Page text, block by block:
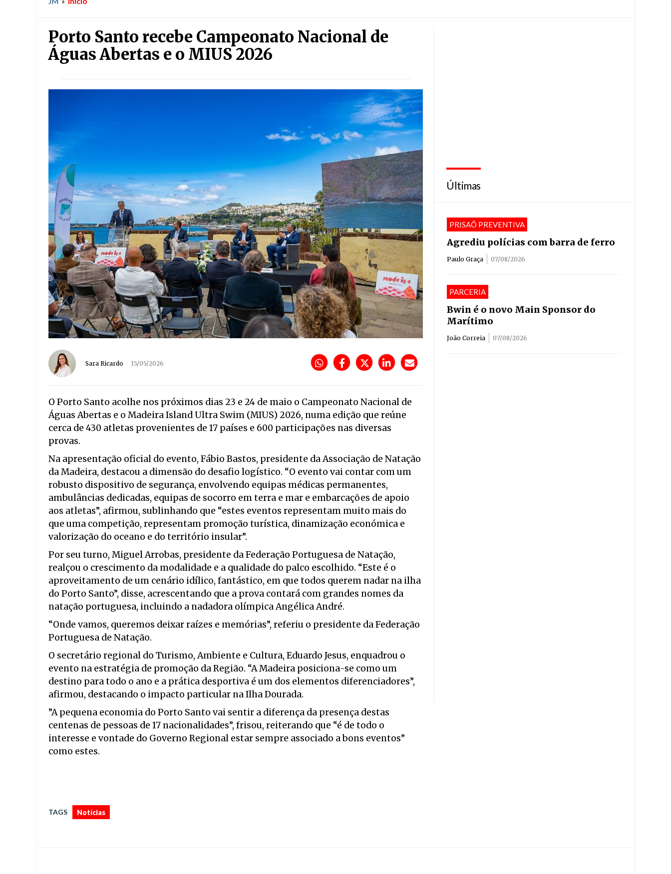
Porto Santo recebe Campeonato Nacional de
Águas Abertas e o MIUS 2026
Sara Ricardo 15/05/2026
O Porto Santo acolhe nos próximos dias 23 e 24 de maio o Campeonato Nacional de
Águas Abertas e o Madeira Island Ultra Swim (MIUS) 2026, numa edição que reúne
cerca de 430 atletas provenientes de 17 países e 600 participações nas diversas
provas.
Na apresentação oficial do evento, Fábio Bastos, presidente da Associação de Natação
da Madeira, destacou a dimensão do desafio logístico. “O evento vai contar com um
robusto dispositivo de segurança, envolvendo equipas médicas permanentes,
ambulâncias dedicadas, equipas de socorro em terra e mar e embarcações de apoio
aos atletas”, afirmou, sublinhando que “estes eventos representam muito mais do
que uma competição, representam promoção turística, dinamização económica e
valorização do oceano e do território insular”.
Por seu turno, Miguel Arrobas, presidente da Federação Portuguesa de Natação,
realçou o crescimento da modalidade e a qualidade do palco escolhido. “Este é o
aproveitamento de um cenário idílico, fantástico, em que todos querem nadar na ilha
do Porto Santo”, disse, acrescentando que a prova contará com grandes nomes da
natação portuguesa, incluindo a nadadora olímpica Angélica André.
“Onde vamos, queremos deixar raízes e memórias”, referiu o presidente da Federação
Portuguesa de Natação.
O secretário regional do Turismo, Ambiente e Cultura, Eduardo Jesus, enquadrou o
evento na estratégia de promoção da Região. “A Madeira posiciona-se como um
destino para todo o ano e a prática desportiva é um dos elementos diferenciadores”,
afirmou, destacando o impacto particular na Ilha Dourada.
”A pequena economia do Porto Santo vai sentir a diferença da presença destas
centenas de pessoas de 17 nacionalidades”, frisou, reiterando que “é de todo o
interesse e vontade do Governo Regional estar sempre associado a bons eventos”
como estes.
TAGS Notícias
Últimas
PRISAÕ PREVENTIVA
Agrediu polícias com barra de ferro
Paulo Graça 07/08/2026
PARCERIA
Bwin é o novo Main Sponsor do
Marítimo
João Correia 07/08/2026